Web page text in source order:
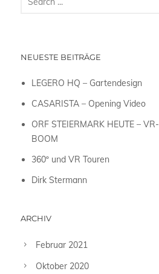
NEUESTE BEITRÄGE
LEGERO HQ – Gartendesign
CASARISTA – Opening Video
ORF STEIERMARK HEUTE – VR-
BOOM
360º und VR Touren
Dirk Stermann
ARCHIV
Februar 2021
Oktober 2020